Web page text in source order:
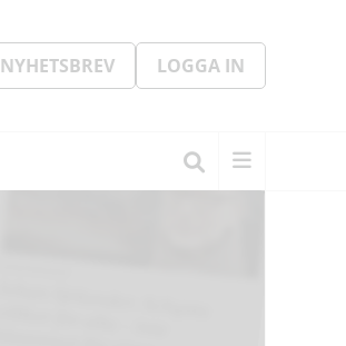
NYHETSBREV LOGGA IN